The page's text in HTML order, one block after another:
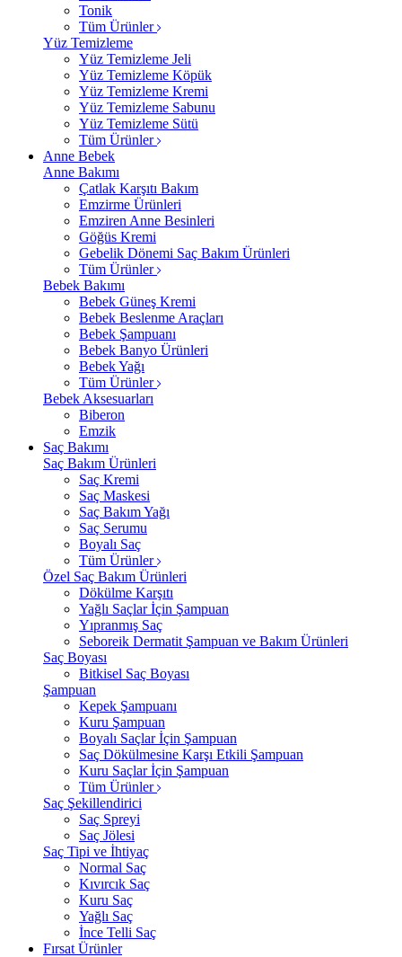
Tonik
Tüm Ürünler
Yüz Temizleme
Yüz Temizleme Jeli
Yüz Temizleme Köpük
Yüz Temizleme Kremi
Yüz Temizleme Sabunu
Yüz Temizleme Sütü
Tüm Ürünler
Anne Bebek
Anne Bakımı
Çatlak Karşıtı Bakım
Emzirme Ürünleri
Emziren Anne Besinleri
Göğüs Kremi
Gebelik Dönemi Saç Bakım Ürünleri
Tüm Ürünler
Bebek Bakımı
Bebek Güneş Kremi
Bebek Beslenme Araçları
Bebek Şampuanı
Bebek Banyo Ürünleri
Bebek Yağı
Tüm Ürünler
Bebek Aksesuarları
Biberon
Emzik
Saç Bakımı
Saç Bakım Ürünleri
Saç Kremi
Saç Maskesi
Saç Bakım Yağı
Saç Serumu
Boyalı Saç
Tüm Ürünler
Özel Saç Bakım Ürünleri
Dökülme Karşıtı
Yağlı Saçlar İçin Şampuan
Yıpranmış Saç
Seboreik Dermatit Şampuan ve Bakım Ürünleri
Saç Boyası
Bitkisel Saç Boyası
Şampuan
Kepek Şampuanı
Kuru Şampuan
Boyalı Saçlar İçin Şampuan
Saç Dökülmesine Karşı Etkili Şampuan
Kuru Saçlar İçin Şampuan
Tüm Ürünler
Saç Şekillendirici
Saç Spreyi
Saç Jölesi
Saç Tipi ve İhtiyaç
Normal Saç
Kıvırcık Saç
Kuru Saç
Yağlı Saç
İnce Telli Saç
Fırsat Ürünler